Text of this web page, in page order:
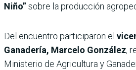
Niño”sobre la producción
Del encuentro participaron el
Ganadería, Marcelo González,
Ministerio de Agricultura y